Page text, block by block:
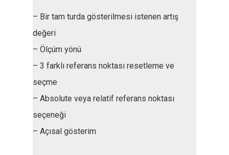
– Bir tam turda gösterilmesi istenen artış
değeri
– Ölçüm yönü
– 3 farklı referans noktası resetleme ve
seçme
– Absolute veya relatif referans noktası
seçeneği
– Açısal gösterim